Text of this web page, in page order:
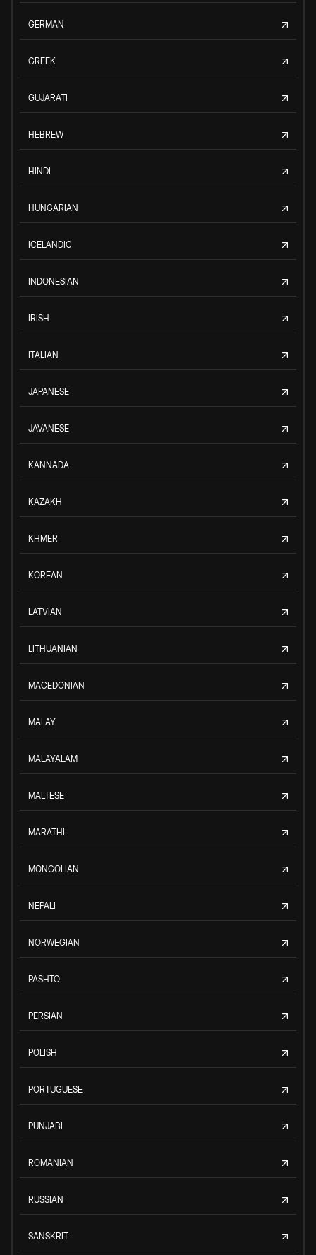
GERMAN
GREEK
GUJARATI
HEBREW
HINDI
HUNGARIAN
ICELANDIC
INDONESIAN
IRISH
ITALIAN
JAPANESE
JAVANESE
KANNADA
KAZAKH
KHMER
KOREAN
LATVIAN
LITHUANIAN
MACEDONIAN
MALAY
MALAYALAM
MALTESE
MARATHI
MONGOLIAN
NEPALI
NORWEGIAN
PASHTO
PERSIAN
POLISH
PORTUGUESE
PUNJABI
ROMANIAN
RUSSIAN
SANSKRIT